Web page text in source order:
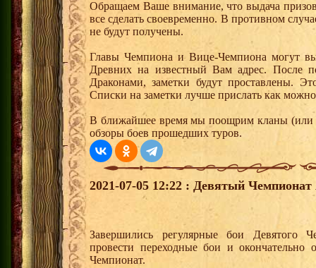
Обращаем Ваше внимание, что выдача
все сделать своевременно. В противном
не будут получены.
Главы Чемпиона и Вице-Чемпиона могут
Древних на известный Вам адрес. После
Драконами, заметки будут проставлены.
Списки на заметки лучше прислать как
В ближайшее время мы поощрим кланы (или
обзоры боев прошедших туров.
2021-07-05 12:22 : Девятый
Завершились регулярные бои Девятого
провести переходные бои и окончательно
Чемпионат.